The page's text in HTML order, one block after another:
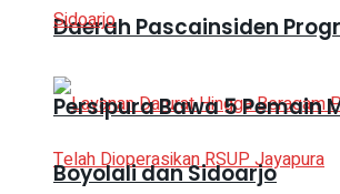
Daerah Pascainsiden
Persipura Bawa 5 Pemain
Boyolali dan Sidoarjo